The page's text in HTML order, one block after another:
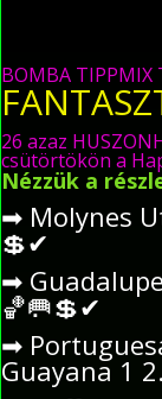
BOMBA TIPPMIX
26 azaz
csütörtökön a
Nézzük a
➡ Molynes
💲✔
➡
🏀🥅💲✔
➡
Guayana 1